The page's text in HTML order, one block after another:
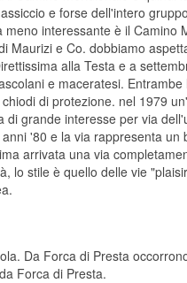
e forse dell'intero
interessante è il Camino
Maurizi e Co. dobbiamo
alla Testa e a
e maceratesi.
di protezione. nel 1979
grande interesse per via
'80 e la via rappresenta
arrivata una via
lo stile è quello delle vie
Da Forca di Presta
Forca di Presta.